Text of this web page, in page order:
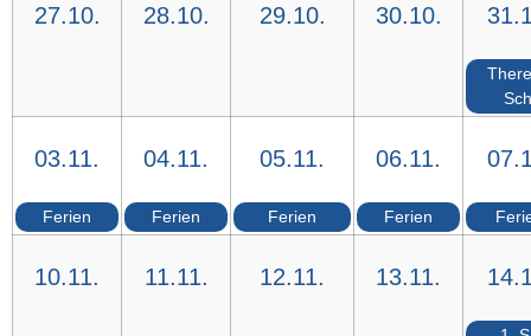
27.10. 28.10. 29.10. 30.10.
03.11.
Ferien
04.11.
Ferien
05.11.
Ferien
06.11.
Ferien
10.11. 11.11. 12.11. 13.11.